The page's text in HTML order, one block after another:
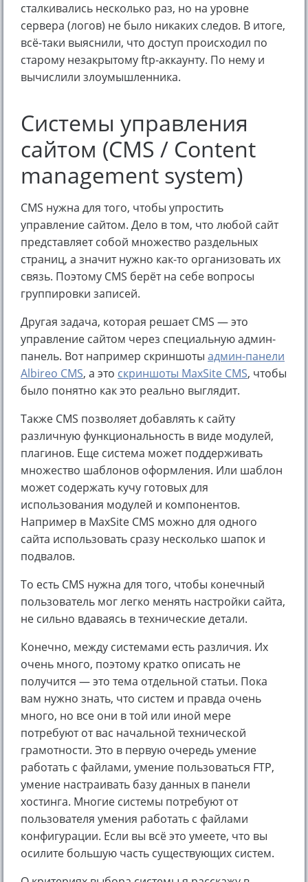
сталкивались несколько раз, но на уровне
сервера (логов) не было никаких следов. В итоге,
всё-таки выяснили, что доступ происходил по
старому незакрытому ftp-аккаунту. По нему и
вычислили злоумышленника.
Системы управления
сайтом (CMS / Content
management system)
CMS нужна для того, чтобы упростить
управление сайтом. Дело в том, что любой сайт
представляет собой множество раздельных
страниц, а значит нужно как-то организовать их
связь. Поэтому CMS берёт на себе вопросы
группировки записей.
Другая задача, которая решает CMS — это
управление сайтом через специальную админ-
панель. Вот например скриншоты админ-панели
Albireo CMS, а это скриншоты MaxSite CMS, чтобы
было понятно как это реально выглядит.
Также CMS позволяет добавлять к сайту
различную функциональность в виде модулей,
плагинов. Еще система может поддерживать
множество шаблонов оформления. Или шаблон
может содержать кучу готовых для
использования модулей и компонентов.
Например в MaxSite CMS можно для одного
сайта использовать сразу несколько шапок и
подвалов.
То есть CMS нужна для того, чтобы конечный
пользователь мог легко менять настройки сайта,
не сильно вдаваясь в технические детали.
Конечно, между системами есть различия. Их
очень много, поэтому кратко описать не
получится — это тема отдельной статьи. Пока
вам нужно знать, что систем и правда очень
много, но все они в той или иной мере
потребуют от вас начальной технической
грамотности. Это в первую очередь умение
работать с файлами, умение пользоваться FTP,
умение настраивать базу данных в панели
хостинга. Многие системы потребуют от
пользователя умения работать с файлами
конфигурации. Если вы всё это умеете, что вы
осилите большую часть существующих систем.